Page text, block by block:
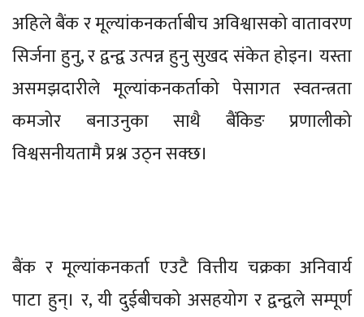
अहिले बैंक र मूल्यांकनकर्ताबीच अविश्वासको वातावरण
सिर्जना हुनु, र द्वन्द्व उत्पन्न हुनु सुखद संकेत होइन। यस्ता
असमझदारीले मूल्यांकनकर्ताको पेसागत स्वतन्त्रता
कमजोर बनाउनुका साथै बैंकिङ प्रणालीको
विश्वसनीयतामै प्रश्न उठ्न सक्छ।
बैंक र मूल्यांकनकर्ता एउटै वित्तीय चक्रका अनिवार्य
पाटा हुन्। र, यी दुईबीचको असहयोग र द्वन्द्वले सम्पूर्ण